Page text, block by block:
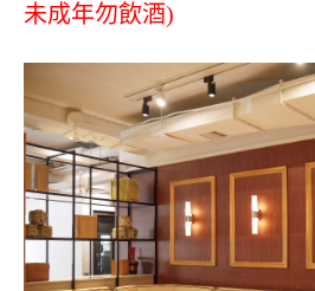
未成年勿飲酒)